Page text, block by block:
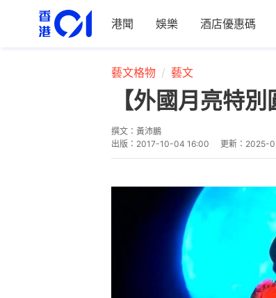
港聞 娛樂 酒店優惠碼
藝文格物 藝文
【外國月亮特
撰文： 黃沛鵬
出版： 2017-10-04 16:00 更新： 2025-